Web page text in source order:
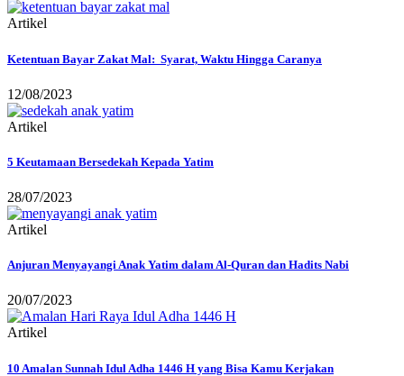
Artikel
Ketentuan Bayar Zakat Mal: Syarat, Waktu Hingga Caranya
12/08/2023
Artikel
5 Keutamaan Bersedekah Kepada Yatim
28/07/2023
Artikel
Anjuran Menyayangi Anak Yatim dalam Al-Quran dan Hadits Nabi
20/07/2023
Artikel
10 Amalan Sunnah Idul Adha 1446 H yang Bisa Kamu Kerjakan